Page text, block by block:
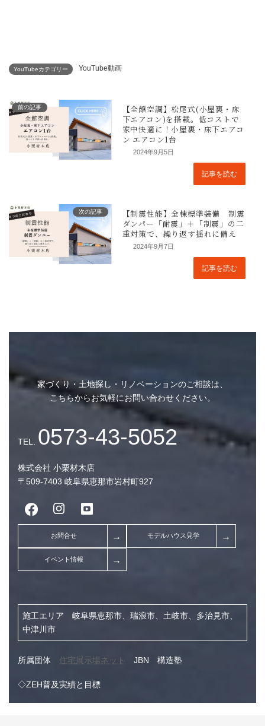
地震への備えは、家づくりの重要な
耐震性能についてお気軽にご相談
YouTubeカテゴリー YouTube動画
前の記事
2024年9月5日
記事を読む
次の記事
2024年9月7日
記事を読む
家づくり・土地探し・リノベーションのご相談は、
こちらからお気軽にお問い合わせください。
株式会社 小栗材木店
〒509-7403 岐阜県恵那市岩村町927
施工エリア 岐阜県恵那市、瑞浪市、土岐市、多治見市、
中津川市
所属団体 住宅展示場ネット JBN 構造塾
◇ZEH普及実績と目標